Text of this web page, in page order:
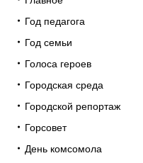
Год педагога
Год семьи
Голоса героев
Городская среда
Городской репортаж
Горсовет
День комсомола